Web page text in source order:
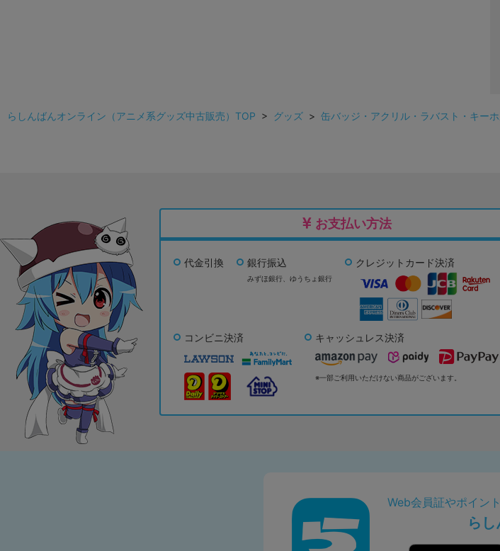
らしんばんオンライン（アニメ系グッズ中古販売）TOP > グッズ > 缶バッジ・アクリル・ラバスト・キー
お支払い方法
代金引換 銀行振込
みずほ銀行、 ゆうちょ銀行
クレジットカード決済
コンビニ決済 キャッシュレス決済
※一部ご利用いただけない商品がございます。
Web会員証やポイン
ら